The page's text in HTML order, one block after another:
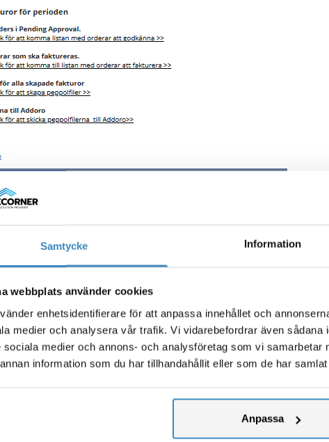
Samtycke Information
webbplats använder cookies
enhetsidentifierare för att anpassa innehållet och
medier och analysera vår trafik. Vi vidarebefordrar även sådana
sociala medier och annons- och analysföretag som vi
information som du har tillhandahållit eller som de har
Anpassa
tid från start av bokslutet som uppgiften får ta
eller roll
av– om uppgiften ska granskas innan den är klar
– Aktivitet som är beroende av att denna aktivitet är utförd
Pågående, Blockad, Granskas, Färdig
mallar ni vill, men i praktiken brukar de flesta ha:
ett klick